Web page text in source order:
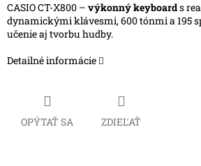
CASIO CT-X800 – výkonný keyboards
dynamickými klávesmi, 600 tónmi a 195
učenie aj tvorbu hudby.
Detailné informácie
OPÝTAŤ SA ZDIEĽAŤ